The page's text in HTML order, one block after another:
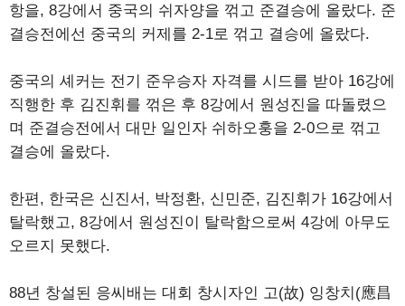
항을, 8강에서 중국의 쉬자양을 꺾고 준결승에 올랐다. 준
결승전에선 중국의 커제를 2-1로 꺾고 결승에 올랐다.
중국의 셰커는 전기 준우승자 자격를 시드를 받아 16강에
직행한 후 김진휘를 꺾은 후 8강에서 원성진을 따돌렸으
며 준결승전에서 대만 일인자 쉬하오훙을 2-0으로 꺾고
결승에 올랐다.
한편, 한국은 신진서, 박정환, 신민준, 김진휘가 16강에서
탈락했고, 8강에서 원성진이 탈락함으로써 4강에 아무도
오르지 못했다.
88년 창설된 응씨배는 대회 창시자인 고(故) 잉창치(應昌